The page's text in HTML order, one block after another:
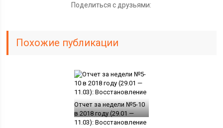
Поделиться с друзьями:
Похожие публикации
Отчет за недели №5-10
в 2018 году (29.01 —
11.03): Восстановление